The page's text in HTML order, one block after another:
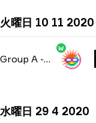
火曜日 10 11 2020
Group A - bo3
W
水曜日 29 4 2020